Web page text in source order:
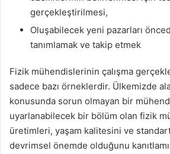
gerçekleştirilmesi,
Oluşabilecek yeni pazarları
tanımlamak ve takip etmek
Fizik mühendislerinin çalışma
sadece bazı örneklerdir. Ülkemizde
konusunda sorun olmayan bir
uyarlanabilecek bir bölüm olan fizik
üretimleri, yaşam kalitesini ve
devrimsel önemde olduğunu